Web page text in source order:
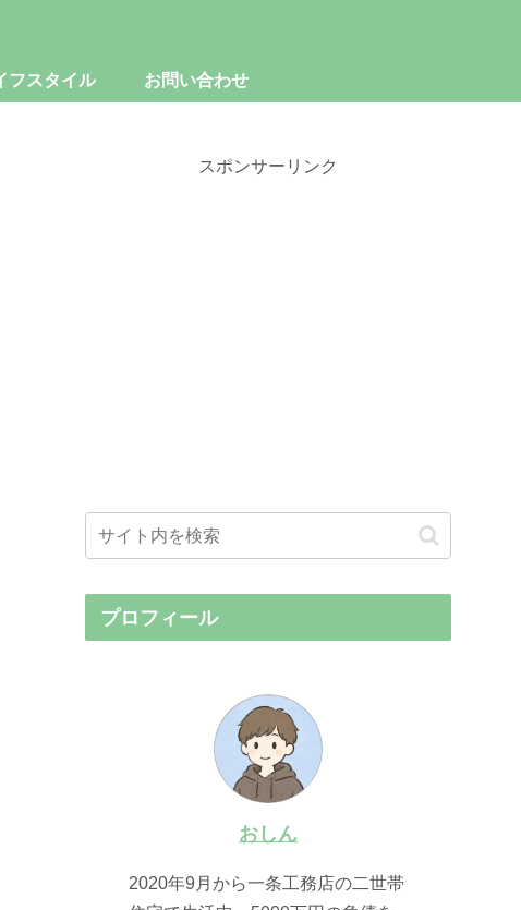
フスタイル お問い合わせ
スポンサーリンク
プロフィール
おしん
2020年9月から一条工務店の二世帯